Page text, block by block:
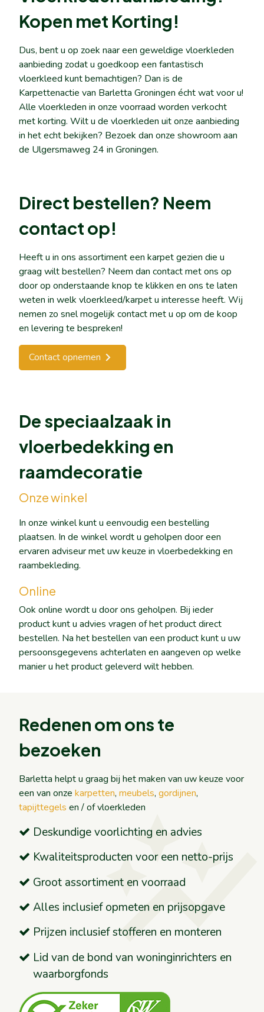
De speciaalzaak in
vloerbedekking en
raamdecoratie
Onze winkel
In onze winkel kunt u eenvoudig een bestelling
plaatsen. In de winkel wordt u geholpen door een
ervaren adviseur met uw keuze in vloerbedekking en
raambekleding.
Online
Ook online wordt u door ons geholpen. Bij ieder
product kunt u advies vragen of het product direct
bestellen. Na het bestellen van een product kunt u uw
persoonsgegevens achterlaten en aangeven op welke
manier u het product geleverd wilt hebben.
Redenen om ons te
bezoeken
Barletta helpt u graag bij het maken van uw keuze voor
een van onze karpetten, meubels, gordijnen,
tapijttegels en / of vloerkleden
Deskundige voorlichting en advies
Kwaliteitsproducten voor een netto-prijs
Groot assortiment en voorraad
Alles inclusief opmeten en prijsopgave
Prijzen inclusief stofferen en monteren
Lid van de bond van woninginrichters en
waarborgfondsauto_graph
Kopen met Korting!
Dus, bent u op zoek naar een geweldige vloerkleden
aanbieding zodat u goedkoop een fantastisch
vloerkleed kunt bemachtigen? Dan is de
Karpettenactie van Barletta Groningen écht wat voor u!
Alle vloerkleden in onze voorraad worden verkocht
met korting. Wilt u de vloerkleden uit onze aanbieding
in het echt bekijken? Bezoek dan onze showroom aan
de Ulgersmaweg 24 in Groningen.
Direct bestellen? Neem
contact op!
Heeft u in ons assortiment een karpet gezien die u
graag wilt bestellen? Neem dan contact met ons op
door op onderstaande knop te klikken en ons te laten
weten in welk vloerkleed/karpet u interesse heeft. Wij
nemen zo snel mogelijk contact met u op om de koop
en levering te bespreken!
Contact opnemen